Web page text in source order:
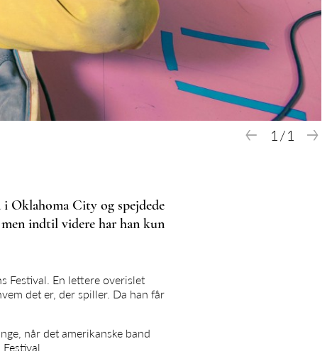
1 /1
← →
i Oklahoma City og spejdede
indtil videre har han kun
Festival. En lettere overislet
det er, der spiller. Da han får
når det amerikanske band